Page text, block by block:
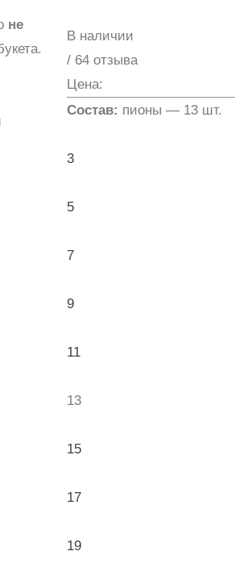
не
В наличии
/ 64 отзыва
Цена:
Состав: пионы — 13 шт.
3
5
7
9
11
13
15
17
19